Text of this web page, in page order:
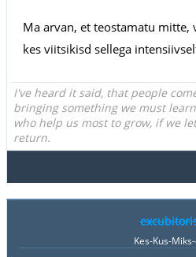
Ma arvan, et teostamatu mitte,
kes viitsikisd sellega
I've heard it said, that people
bringing something we must
who help us most to grow, if we
return.
Kes-Kus-